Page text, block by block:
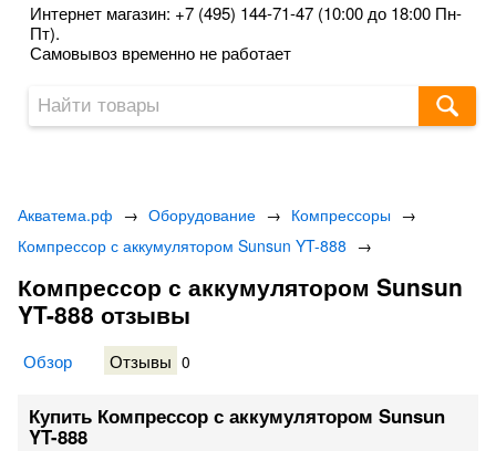
Интернет магазин: +7 (495) 144-71-47 (10:00 до 18:00 Пн-
Пт).
Самовывоз временно не работает
Акватема.рф → Оборудование → Компрессоры →
Компрессор с аккумулятором Sunsun YT-888 →
Компрессор с аккумулятором Sunsun
YT-888 отзывы
Обзор Отзывы 0
Купить Компрессор с аккумулятором Sunsun
YT-888